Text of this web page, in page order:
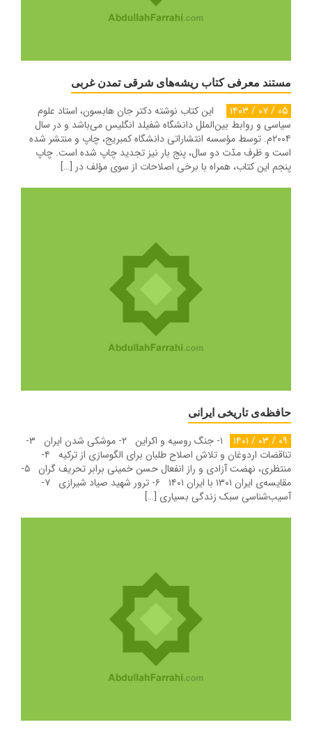
مستند معرفی کتاب ریشه‌های شرقی تمدن غربی
۰۵ / ۰۷ / ۱۴۰۳
این کتاب نوشته دکتر جان هابسون، استاد علوم
سیاسی و روابط بین‌الملل دانشگاه شفیلد انگلیس می‌باشد و در سال
۲۰۰۴م. توسط مؤسسه انتشاراتی دانشگاه کمبریج، چاپ و منتشر شده
است و ظرف مدّت دو سال، پنج بار نیز تجدید چاپ شده است. چاپ
پنجم این کتاب، همراه با برخی اصلاحات از سوی مؤلف در […]
حافظه‌ی تاریخی ایرانی
۰۹ / ۰۳ / ۱۴۰۱
۱- جنگ روسیه و اکراین ۲- موشکی شدن ایران ۳-
تناقضات اردوغان و تلاش اصلاح طلبان برای الگوسازی از ترکیه ۴-
منتظری، نهضت آزادی و راز انفعال حسن خمینی برابر تحریف گران ۵-
مقایسه‌ی ایران ۱۳۰۱ با ایران ۱۴۰۱ ۶- ترور شهید صیاد شیرازی ۷-
آسیب‌شناسی سبک زندگی بسیاری […]